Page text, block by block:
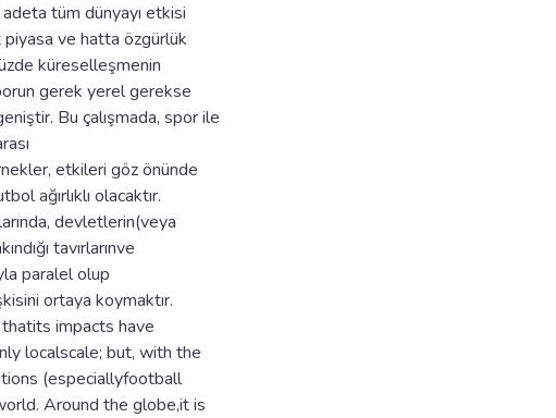
adeta tüm dünyayı etkisi
piyasa ve hatta özgürlük
küreselleşmenin
gerek yerel gerekse
Bu çalışmada, spor ile
etkileri göz önünde
ağırlıklı olacaktır.
devletlerin(veya
tavırlarınve
paralel olup
ortaya koymaktır.
impacts have
localscale; but, with the
(especiallyfootball
Around the globe,it is